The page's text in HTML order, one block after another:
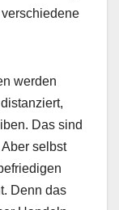
werden
Das sind
selbst
Denn das